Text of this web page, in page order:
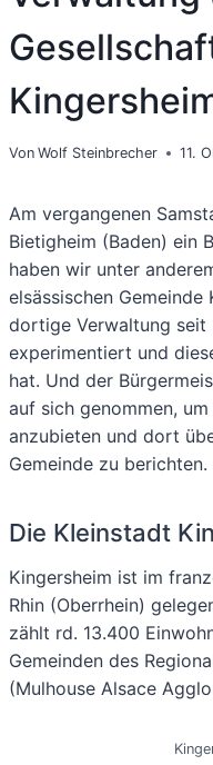
Von Wolf Steinbrecher 11.
Am vergangenen
Bietigheim (Baden) ein
haben wir unter
elsässischen
dortige Verwaltung seit
experimentiert und
hat. Und der
auf sich genommen,
anzubieten und dort
Gemeinde zu berichten.
Die Kleinstadt
Kingersheim ist im
Rhin (Oberrhein)
zählt rd. 13.400
Gemeinden des
(Mulhouse Alsace